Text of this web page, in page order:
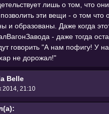
лишь о том, что
эти вещи - о том что
и образованы. Даже когда
- даже тогда
говорить "А нам пофигу! У
не дорожал!"
Belle
2014, 21:10